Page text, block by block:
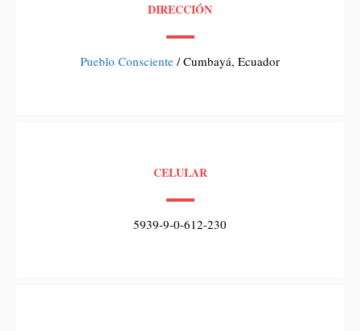
DIRECCIÓN
Pueblo Consciente / Cumbayá, Ecuador
CELULAR
5939-9-0-612-230